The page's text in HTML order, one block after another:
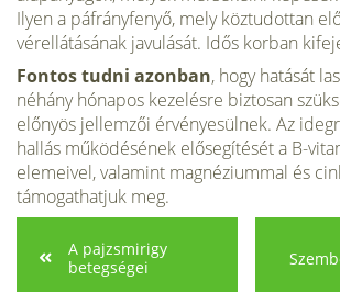
Ilyen a páfrányfenyő, mely köztudottan
vérellátásának javulását. Idős korban
Fontos tudni azonban, hogy hatását
néhány hónapos kezelésre biztosan
előnyös jellemzői érvényesülnek. Az
hallás működésének elősegítését a B-
elemeivel, valamint magnéziummal és
támogathatjuk meg.
A pajzsmirigy
betegségei